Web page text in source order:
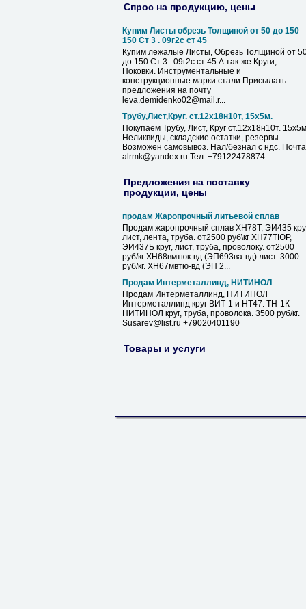
Спрос на продукцию, цены
Купим Листы обрезь Толщиной от 50 до 150
150 Ст 3 . 09г2с ст 45
Купим лежалые Листы, Обрезь Толщиной от
до 150 Ст 3 . 09г2с ст 45 А так-же Круги,
Поковки. Инструментальные и
конструкционные марки стали Присылать
предложения на почту
leva.demidenko02@mail.r...
Трубу,Лист,Круг. ст.12х18н10т, 15х5м.
Покупаем Трубу, Лист, Круг ст.12х18н10т.
Неликвиды, складские остатки, резервы.
Возможен самовывоз. Нал/безнал с ндс.
alrmk@yandex.ru Тел: +79122478874
Предложения на поставку
продукции, цены
продам Жаропрочный литьевой сплав
Продам жаропрочный сплав ХН78Т, ЭИ435
лист, лента, труба. от2500 руб\кг ХН77ТЮР,
ЭИ437Б круг, лист, труба, проволоку. от2500
руб/кг ХН68вмтюк-вд (ЭП693ва-вд) лист. 3000
руб/кг. ХН67мвтю-вд (ЭП 2...
Продам Интерметаллинд, НИТИНОЛ
Продам Интерметаллинд, НИТИНОЛ
Интерметаллинд круг ВИТ-1 и НТ47. ТН-1К
НИТИНОЛ круг, труба, проволока. 3500 руб/кг.
Susarev@list.ru +79020401190
Товары и услуги